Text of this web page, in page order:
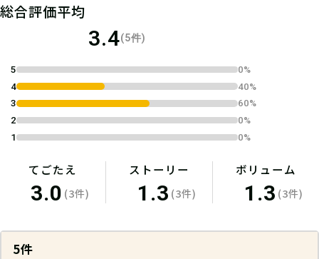
総合評価平均
3.4(5件)
5
0%
4
40%
3
60%
2
0%
1
0%
てごたえ
3.0 (3件)
ストーリー
1.3 (3件)
ボリューム
1.3 (3件)
5件